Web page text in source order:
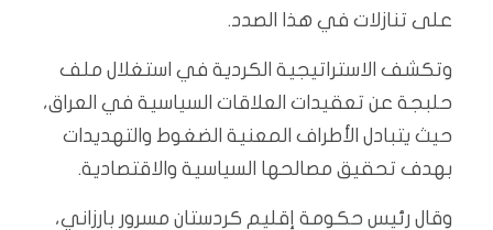
على تنازلات في هذا الصدد.
وتكشف الاستراتيجية الكردية في استغلال ملف
حلبجة عن تعقيدات العلاقات السياسية في العراق،
حيث يتبادل الأطراف المعنية الضغوط والتهديدات
بهدف تحقيق مصالحها السياسية والاقتصادية.
وقال رئيس حكومة إقليم كردستان مسرور بارزاني،